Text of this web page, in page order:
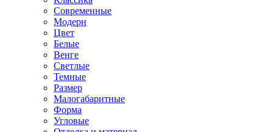
Современные
Модерн
Цвет
Белые
Венге
Светлые
Темные
Размер
Малогабаритные
Форма
Угловые